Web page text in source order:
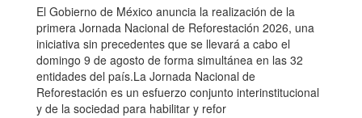
El Gobierno de México anuncia la realización de la
primera Jornada Nacional de Reforestación 2026, una
iniciativa sin precedentes que se llevará a cabo el
domingo 9 de agosto de forma simultánea en las 32
entidades del país.La Jornada Nacional de
Reforestación es un esfuerzo conjunto interinstitucional
y de la sociedad para habilitar y refor